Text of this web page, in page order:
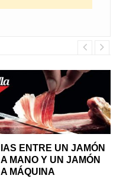
ENTRE UN JAMÓN
MANO Y UN JAMÓN
MÁQUINA